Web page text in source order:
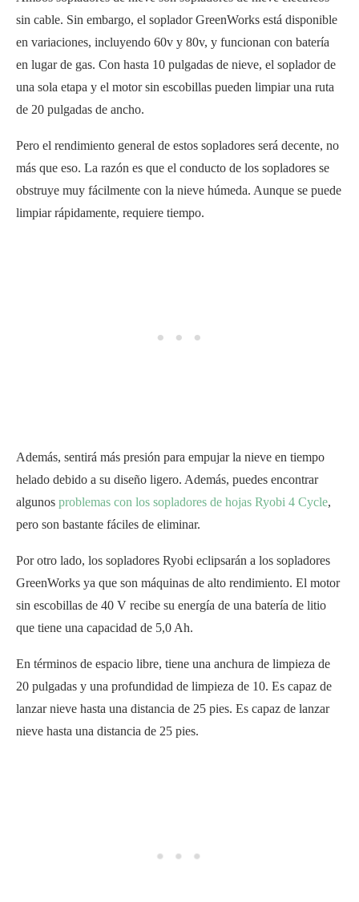
sin cable. Sin embargo, el soplador GreenWorks está disponible
en variaciones, incluyendo 60v y 80v, y funcionan con batería
en lugar de gas. Con hasta 10 pulgadas de nieve, el soplador de
una sola etapa y el motor sin escobillas pueden limpiar una ruta
de 20 pulgadas de ancho.
Pero el rendimiento general de estos sopladores será decente, no
más que eso. La razón es que el conducto de los sopladores se
obstruye muy fácilmente con la nieve húmeda. Aunque se puede
limpiar rápidamente, requiere tiempo.
Además, sentirá más presión para empujar la nieve en tiempo
helado debido a su diseño ligero. Además, puedes encontrar
algunos problemas con los sopladores de hojas Ryobi 4 Cycle,
pero son bastante fáciles de eliminar.
Por otro lado, los sopladores Ryobi eclipsarán a los sopladores
GreenWorks ya que son máquinas de alto rendimiento. El motor
sin escobillas de 40 V recibe su energía de una batería de litio
que tiene una capacidad de 5,0 Ah.
En términos de espacio libre, tiene una anchura de limpieza de
20 pulgadas y una profundidad de limpieza de 10. Es capaz de
lanzar nieve hasta una distancia de 25 pies. Es capaz de lanzar
nieve hasta una distancia de 25 pies.